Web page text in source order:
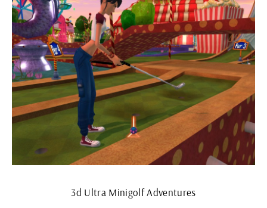
3d Ultra Minigolf Adventures